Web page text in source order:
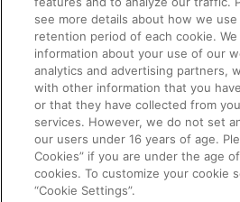
は、2026年5月上旬頃にメールにてお
だきます。
メールにてご案内させていただきま
入・決済手続きが行われなかった場合
続きをいたします。
いかなる理由でも、決済期間の延長
なお、2026年5月上旬以降は、以下
ます。
（１）A-on STOREにアクセスし
（２）「マイページ」の「ご注文履
（３）対象のご注文番号をクリッ
（４）「配送情報」内「決済方法」
プライバシーオプション 会社概要
ご利用ガイド サイトマップ お問い合わせ
Do Not Sell or Share My Personal Information
会員メニュー
ログイン 会員規約 新規会員登録
その他のご案内
公式X バンダイナムコフィルムワークス
see more details about how we
retention period of each cookie. We
information about your use of our
analytics and advertising partners,
with other information that you
or that they have collected from
services. However, we do not set
our users under 16 years of age.
Cookies” if you are under the age
cookies. To customize your cookie
“Cookie Settings”.